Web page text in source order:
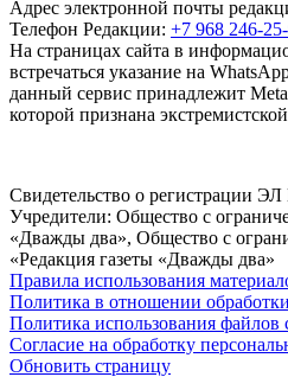
Адрес электронной почты
Телефон Редакции: +7 968 246-
На страницах сайта в
встречаться указание на
данный сервис принадлежит
которой признана
Свидетельство о регистрации
Учредители: Общество с
«Дважды два», Общество с
«Редакция газеты «Дважды два»
Правила использования
Политика в отношении
Политика использования файлов
Согласие на обработку
Обновить страницу